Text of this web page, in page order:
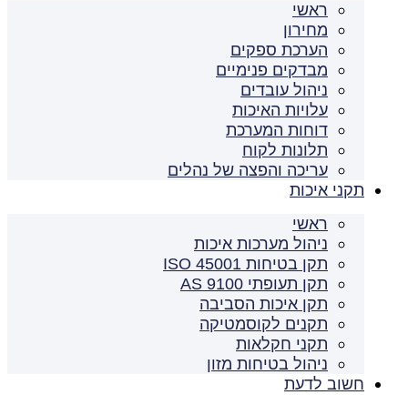
ראשי
מחירון
הערכת ספקים
מבדקים פנימיים
ניהול עובדים
עלויות האיכות
דוחות המערכת
תלונות לקוח
עריכה והפצה של נהלים
תקני איכות
ראשי
ניהול מערכות איכות
תקן בטיחות ISO 45001
תקן תעופתי AS 9100
תקן איכות הסביבה
תקנים לקוסמטיקה
תקני חקלאות
ניהול בטיחות מזון
חשוב לדעת